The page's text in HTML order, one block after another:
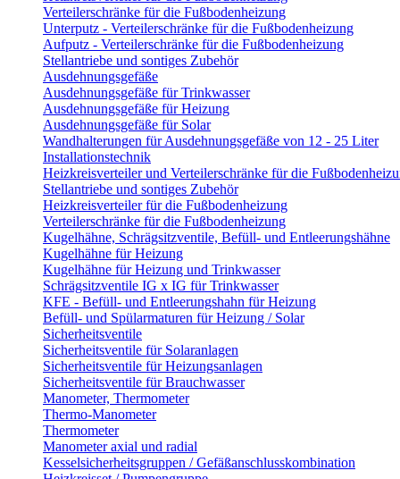
Verteilerschränke für die Fußbodenheizung
Unterputz - Verteilerschränke für die Fußbodenheizung
Aufputz - Verteilerschränke für die Fußbodenheizung
Stellantriebe und sontiges Zubehör
Ausdehnungsgefäße
Ausdehnungsgefäße für Trinkwasser
Ausdehnungsgefäße für Heizung
Ausdehnungsgefäße für Solar
Wandhalterungen für Ausdehnungsgefäße von 12 - 25 Liter
Installationstechnik
Heizkreisverteiler und Verteilerschränke für die
Stellantriebe und sontiges Zubehör
Heizkreisverteiler für die Fußbodenheizung
Verteilerschränke für die Fußbodenheizung
Kugelhähne, Schrägsitzventile, Befüll- und Entleerungshähne
Kugelhähne für Heizung
Kugelhähne für Heizung und Trinkwasser
Schrägsitzventile IG x IG für Trinkwasser
KFE - Befüll- und Entleerungshahn für Heizung
Befüll- und Spülarmaturen für Heizung / Solar
Sicherheitsventile
Sicherheitsventile für Solaranlagen
Sicherheitsventile für Heizungsanlagen
Sicherheitsventile für Brauchwasser
Manometer, Thermometer
Thermo-Manometer
Thermometer
Manometer axial und radial
Kesselsicherheitsgruppen / Gefäßanschlusskombination